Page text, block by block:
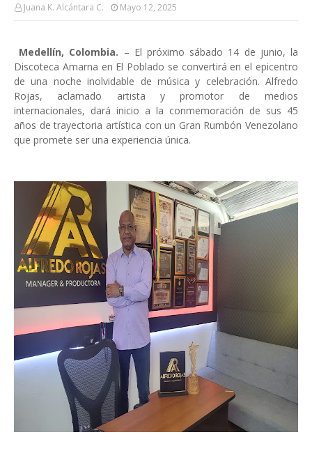
Juana K. Alcántara C. Mayo 12, 2025
Medellín, Colombia. – El próximo sábado 14 de junio, la
Discoteca Amarna en El Poblado se convertirá en el epicentro
de una noche inolvidable de música y celebración. Alfredo
Rojas, aclamado artista y promotor de medios
internacionales, dará inicio a la conmemoración de sus 45
años de trayectoria artística con un Gran Rumbón Venezolano
que promete ser una experiencia única.